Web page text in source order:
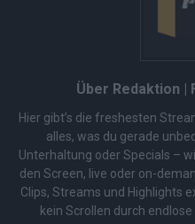
Über Redaktion |
Hier gibt’s die freshesten
alles, was du gerade
Unterhaltung oder Specials –
den Screen, live oder on-
Clips, Streams und Highlights
kein Scrollen durch